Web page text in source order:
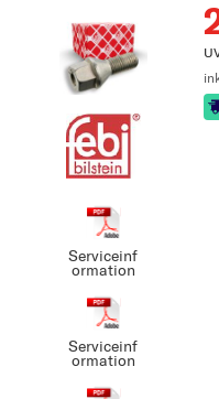
Serviceinf
ormation
Serviceinf
ormation